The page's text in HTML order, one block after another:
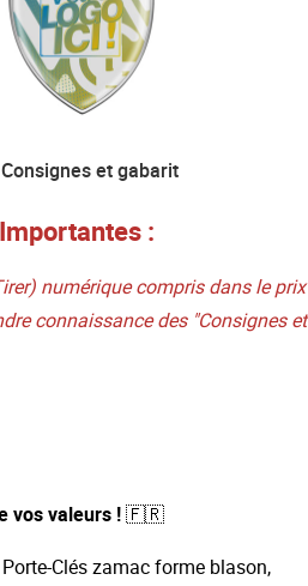
Consignes et gabarit
:
numérique compris dans le prix
connaissance des "Consignes et
vos valeurs !🇫🇷
Porte-Clés zamac forme blason,